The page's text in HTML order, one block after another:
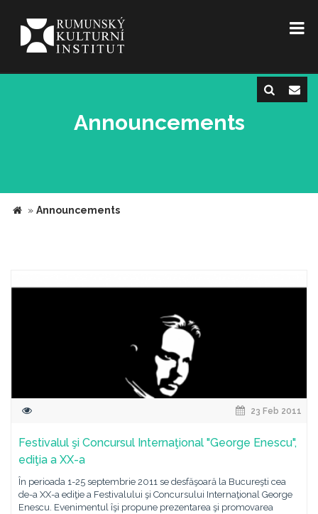
Announcements
» Announcements
23 Feb 2011
Festivalul şi Concursul Internaţional "George Enescu",
ediţia a XX-a
În perioada 1-25 septembrie 2011 se desfăşoară la Bucureşti cea
de-a XX-a ediţie a Festivalului şi Concursului Internaţional George
Enescu. Evenimentul îşi propune prezentarea şi promovarea